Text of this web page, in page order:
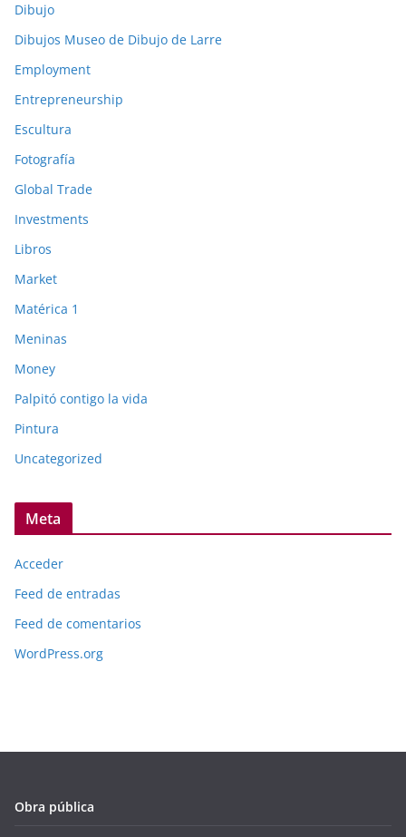
Dibujo
Dibujos Museo de Dibujo de Larre
Employment
Entrepreneurship
Escultura
Fotografía
Global Trade
Investments
Libros
Market
Matérica 1
Meninas
Money
Palpitó contigo la vida
Pintura
Uncategorized
Meta
Acceder
Feed de entradas
Feed de comentarios
WordPress.org
Obra pública